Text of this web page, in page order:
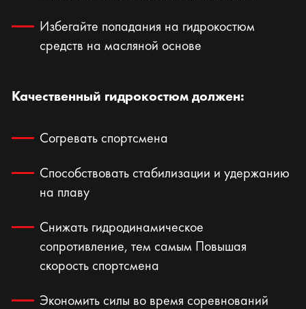
Избегайте попадания на гидрокостюм
средств на масляной основе
Качественный гидрокостюм должен:
Согревать спортсмена
Способствовать стабилизации и удержанию
на плаву
Снижать гидродинамическое
сопротивление, тем самым Повышая
скорость спортсмена
Экономить силы во время соревнований